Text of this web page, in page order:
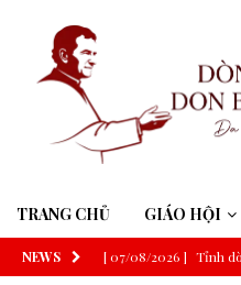
TRANG CHỦ GIÁO HỘI
NEWS [ 07/08/2026 ] Tỉnh